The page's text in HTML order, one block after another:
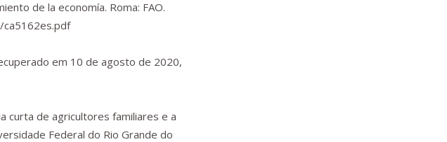
de la economía. Roma: FAO.
em 10 de agosto de 2020,
curta de agricultores familiares e a
Federal do Rio Grande do